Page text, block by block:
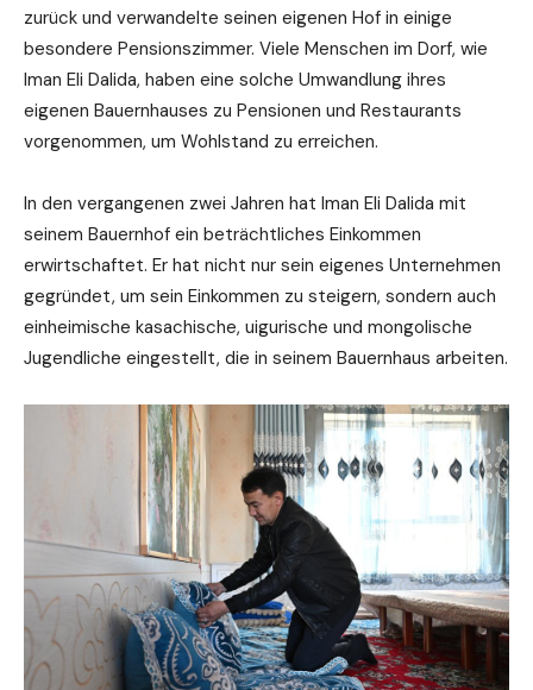
zurück und verwandelte seinen eigenen Hof in einige
besondere Pensionszimmer. Viele Menschen im Dorf, wie
Iman Eli Dalida, haben eine solche Umwandlung ihres
eigenen Bauernhauses zu Pensionen und Restaurants
vorgenommen, um Wohlstand zu erreichen.
In den vergangenen zwei Jahren hat Iman Eli Dalida mit
seinem Bauernhof ein beträchtliches Einkommen
erwirtschaftet. Er hat nicht nur sein eigenes Unternehmen
gegründet, um sein Einkommen zu steigern, sondern auch
einheimische kasachische, uigurische und mongolische
Jugendliche eingestellt, die in seinem Bauernhaus arbeiten.